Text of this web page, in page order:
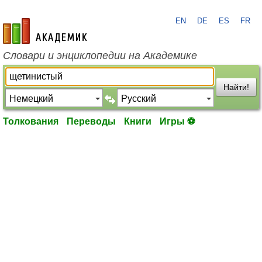
academic.ru
EN DE ES FR
Словари и энциклопедии на Академике
Найти!
Толкования Переводы Книги Игры ⚽